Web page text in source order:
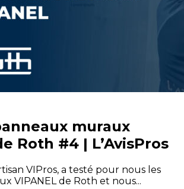
muraux
Roth #4 | L’AvisPros
VIPros, a testé pour nous les
VIPANEL de Roth et nous...